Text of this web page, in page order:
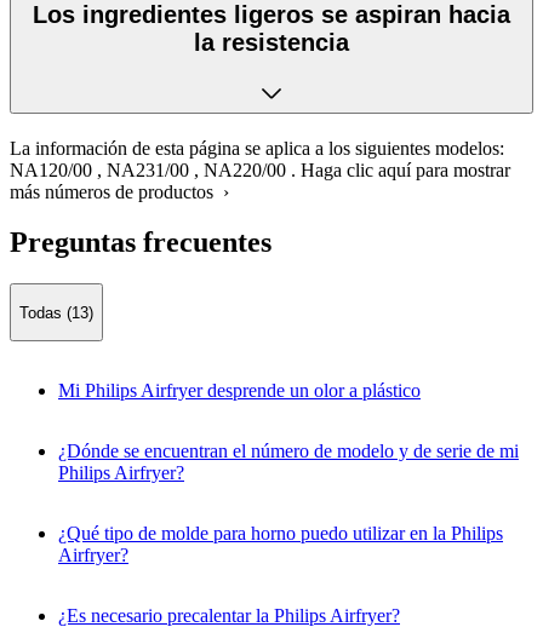
Los ingredientes ligeros se aspiran hacia
la resistencia
La información de esta página se aplica a los siguientes modelos:
NA120/00 , NA231/00 , NA220/00 . Haga clic aquí para mostrar
más números de productos ›
Preguntas frecuentes
Todas (13)
Mi Philips Airfryer desprende un olor a plástico
¿Dónde se encuentran el número de modelo y de serie de mi
Philips Airfryer?
¿Qué tipo de molde para horno puedo utilizar en la Philips
Airfryer?
¿Es necesario precalentar la Philips Airfryer?